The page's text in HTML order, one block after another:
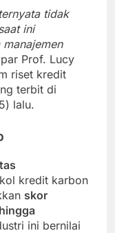
tidak
ini
Prof. Lucy
riset kredit
terbit di
lalu.
kredit karbon
skor
ini bernilai